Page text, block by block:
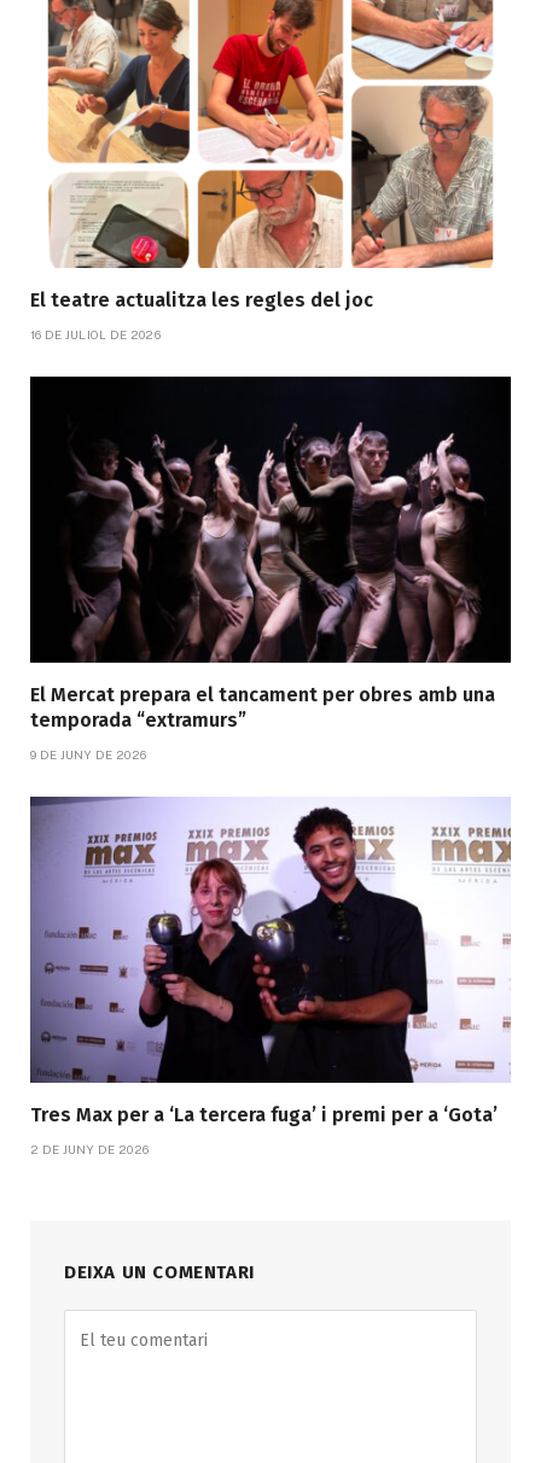
El teatre actualitza les regles del joc
16 DE JULIOL DE 2026
El Mercat prepara el tancament per obres amb una
temporada “extramurs”
9 DE JUNY DE 2026
Tres Max per a ‘La tercera fuga’ i premi per a ‘Gota’
2 DE JUNY DE 2026
DEIXA UN COMENTARI